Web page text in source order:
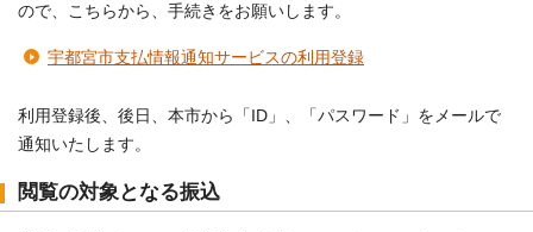
ので、こちらから、手続きをお願いします。
宇都宮市支払情報通知サービスの利用登録
利用登録後、後日、本市から「ID」、「パスワード」をメールで
通知いたします。
閲覧の対象となる振込